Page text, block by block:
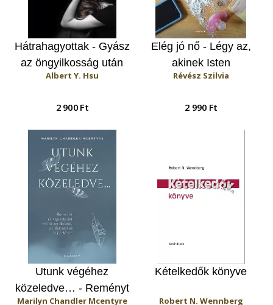
Hátrahagyottak - Gyász
az öngyilkosság után
Albert Y. Hsu
2 900 Ft
Elég jó nő - Légy az,
akinek Isten
megálmodott
Révész Szilvia
2 990 Ft
Utunk végéhez
közeledve… - Reményt
Marilyn Chandler Mcentyre
Kételkedők könyve
Robert N. Wennberg